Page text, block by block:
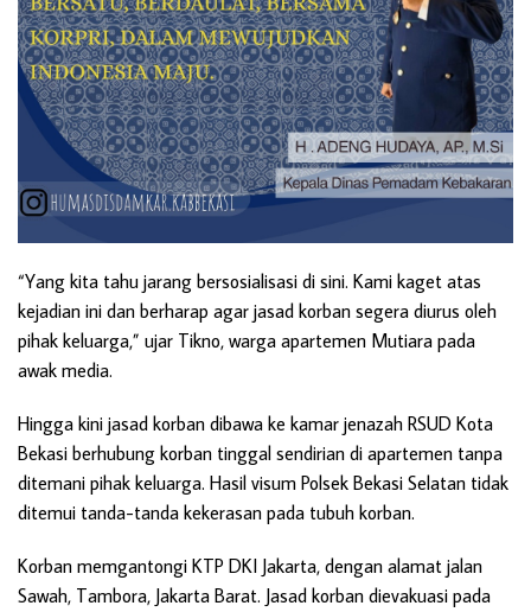
“Yang kita tahu jarang bersosialisasi di sini. Kami kaget atas
kejadian ini dan berharap agar jasad korban segera diurus oleh
pihak keluarga,” ujar Tikno, warga apartemen Mutiara pada
awak media.
Hingga kini jasad korban dibawa ke kamar jenazah RSUD Kota
Bekasi berhubung korban tinggal sendirian di apartemen tanpa
ditemani pihak keluarga. Hasil visum Polsek Bekasi Selatan tidak
ditemui tanda-tanda kekerasan pada tubuh korban.
Korban memgantongi KTP DKI Jakarta, dengan alamat jalan
Sawah, Tambora, Jakarta Barat. Jasad korban dievakuasi pada